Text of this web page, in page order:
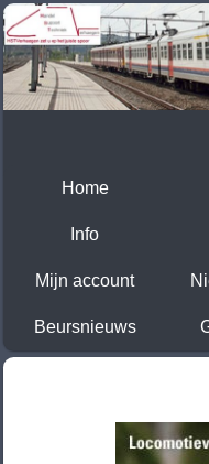
Home
Info
Mijn account
Beursnieuws